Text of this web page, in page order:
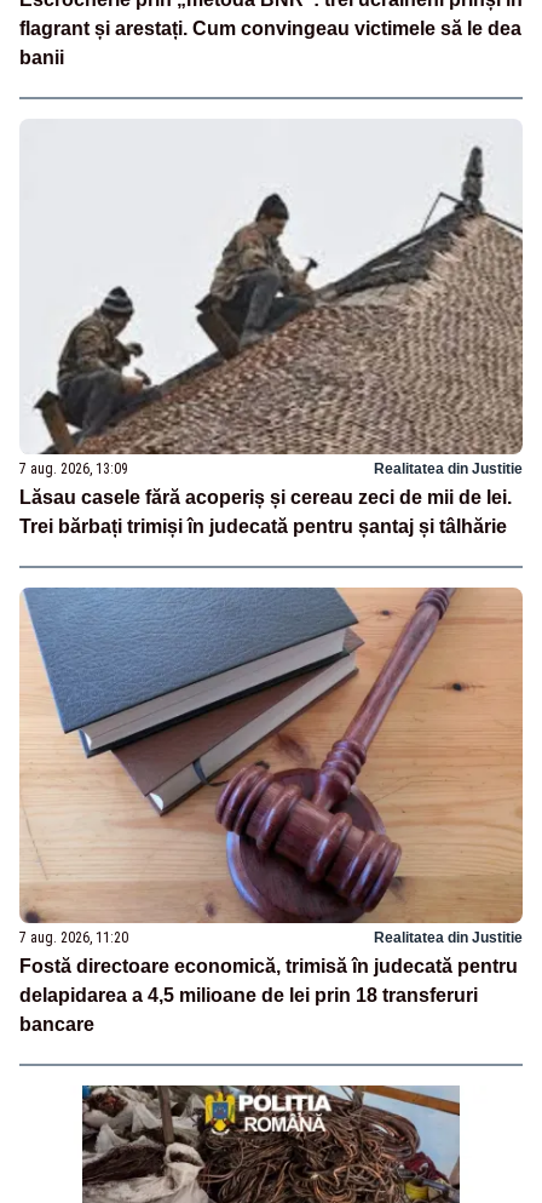
flagrant și arestați. Cum convingeau victimele să le dea
banii
7 aug. 2026, 13:09 Realitatea din Justitie
Lăsau casele fără acoperiș și cereau zeci de mii de lei.
Trei bărbați trimiși în judecată pentru șantaj și tâlhărie
7 aug. 2026, 11:20 Realitatea din Justitie
Fostă directoare economică, trimisă în judecată pentru
delapidarea a 4,5 milioane de lei prin 18 transferuri
bancare